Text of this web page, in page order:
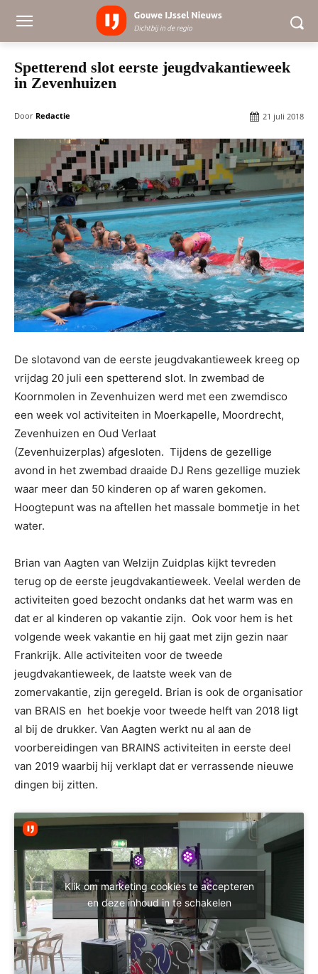
Spetterend slot eerste jeugdvakantieweek
in Zevenhuizen
Door Redactie 21 juli 2018
De slotavond van de eerste jeugdvakantieweek kreeg op
vrijdag 20 juli een spetterend slot. In zwembad de
Koornmolen in Zevenhuizen werd met een zwemdisco
een week vol activiteiten in Moerkapelle, Moordrecht,
Zevenhuizen en Oud Verlaat
(Zevenhuizerplas) afgesloten. Tijdens de gezellige
avond in het zwembad draaide DJ Rens gezellige muziek
waar meer dan 50 kinderen op af waren gekomen.
Hoogtepunt was na aftellen het massale bommetje in het
water.
Brian van Aagten van Welzijn Zuidplas kijkt tevreden
terug op de eerste jeugdvakantieweek. Veelal werden de
activiteiten goed bezocht ondanks dat het warm was en
dat er al kinderen op vakantie zijn. Ook voor hem is het
volgende week vakantie en hij gaat met zijn gezin naar
Frankrijk. Alle activiteiten voor de tweede
jeugdvakantieweek, de laatste week van de
zomervakantie, zijn geregeld. Brian is ook de organisatior
van BRAIS en het boekje voor tweede helft van 2018 ligt
al bij de drukker. Van Aagten werkt nu al aan de
voorbereidingen van BRAINS activiteiten in eerste deel
van 2019 waarbij hij verklapt dat er verrassende nieuwe
dingen bij zitten.
Klik om marketing cookies te accepteren
en deze inhoud in te schakelen